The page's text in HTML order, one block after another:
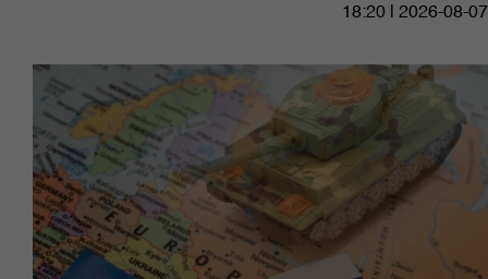
18:20 | 2026-08-07